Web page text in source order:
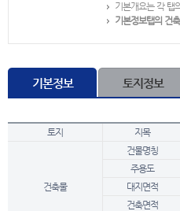
기본개요는 각 탭
기본정보탭의 건
기본정보 토지정보
토지 지목
건축물
건물명칭
주용도
대지면적
건축면적